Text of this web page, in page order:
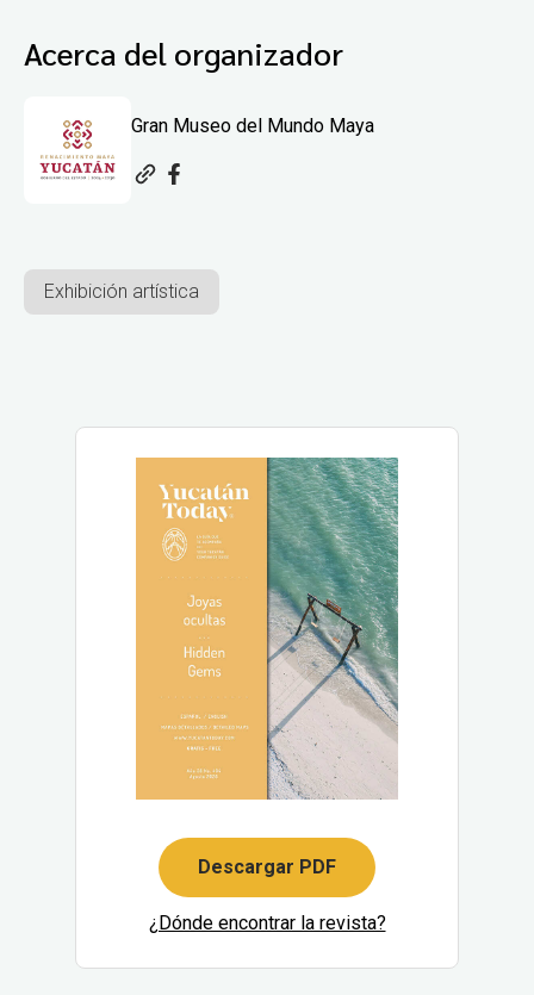
Acerca del organizador
Gran Museo del Mundo Maya
Exhibición artística
Descargar PDF
¿Dónde encontrar la revista?